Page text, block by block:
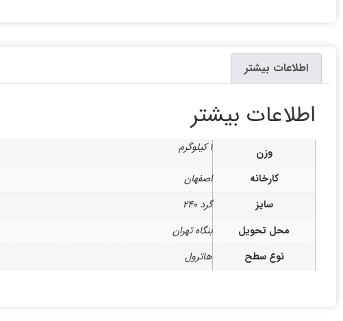
اطلاعات بیشتر
اطلاعات بیشتر
وزن
1 کیلوگرم
کارخانه
اصفهان
سایز
گرد 240
محل تحویل
بنگاه تهران
نوع سطح
هاترول